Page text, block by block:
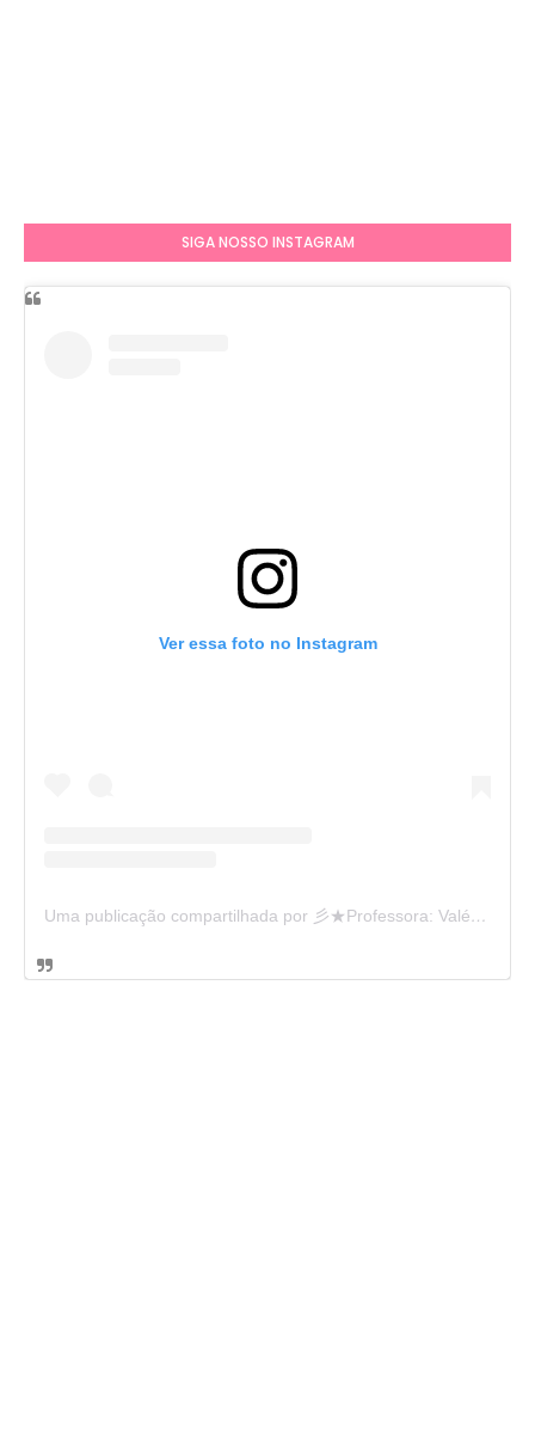
SIGA NOSSO INSTAGRAM
Ver essa foto no Instagram
Uma publicação compartilhada por 彡★Professora: Valéria·.¸¸.· (@ensinandocomcarinho)